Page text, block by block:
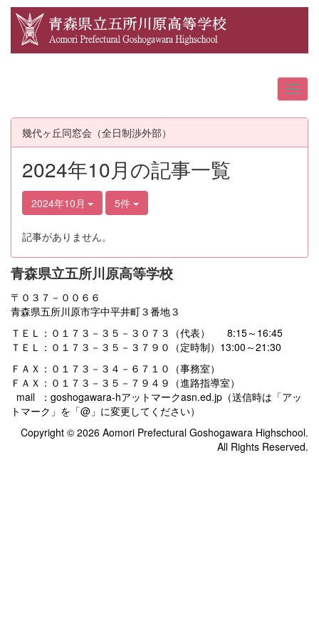
幾代ヶ丘同窓会（全日制渉外部）
2024年10月の記事一覧
2024年10月 5件
記事がありません。
青森県立五所川原高等学校
〒０３７－００６６
青森県五所川原市字中平井町３番地３
ＴＥＬ：０１７３－３５－３０７３（代表） 8:15～16:45
ＴＥＬ：０１７３－３５－３７９０（定時制）13:00～21:30
ＦＡＸ：０１７３－３４－６７１０（事務室）
ＦＡＸ：０１７３－３５－７９４９（進路指導室）
mail ：goshogawara-hアットマークasn.ed.jp（送信時は「アッ
トマーク」を「@」に変更してください）
Copyright © 2026 Aomori Prefectural Goshogawara Highschool.
All Rights Reserved.